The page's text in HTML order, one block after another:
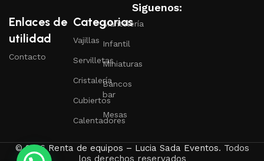
Enlaces de
utilidad
Contacto
Categorias
Vajillas
Servilletas
Cristalería
Cubiertos
Calentadores
Mantelería
Infantil
Miniaturas
Bancos
bar
Mesas
Siguenos:
© 2026Renta de equipos – Lucia Sada Eventos. Todos
los derechos reservados